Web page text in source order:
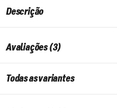
Descrição
Avaliações (3)
Todas as variantes